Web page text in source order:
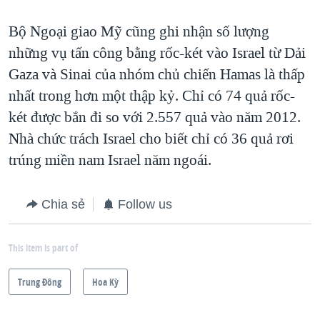
Bộ Ngoại giao Mỹ cũng ghi nhận số lượng
những vụ tấn công bằng rốc-két vào Israel từ Dải
Gaza và Sinai của nhóm chủ chiến Hamas là thấp
nhất trong hơn một thập kỷ. Chỉ có 74 quả rốc-
két được bắn đi so với 2.557 quả vào năm 2012.
Nhà chức trách Israel cho biết chỉ có 36 quả rơi
trúng miền nam Israel năm ngoái.
Chia sẻ Follow us
This item is part of
Trung Ðông Hoa Kỳ